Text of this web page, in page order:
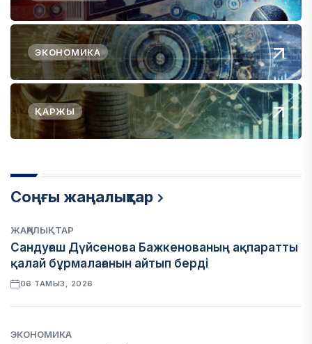
ЭКОНОМИКА
ҚАРЖЫ
Соңғы жаңалықтар
ЖАҢАЛЫҚТАР
Сандуғаш Дүйсенова Бажкенованың ақпаратты
қалай бұрмалағанын айтып берді
06 ТАМЫЗ, 2026
ЭКОНОМИКА